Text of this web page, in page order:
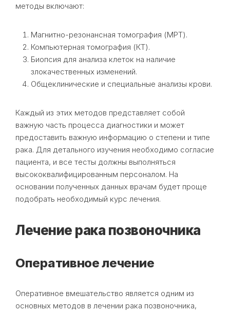
методы включают:
Магнитно-резонансная томография (МРТ).
Компьютерная томография (КТ).
Биопсия для анализа клеток на наличие
злокачественных изменений.
Общеклинические и специальные анализы крови.
Каждый из этих методов представляет собой
важную часть процесса диагностики и может
предоставить важную информацию о степени и типе
рака. Для детального изучения необходимо согласие
пациента, и все тесты должны выполняться
высококвалифицированным персоналом. На
основании полученных данных врачам будет проще
подобрать необходимый курс лечения.
Лечение рака позвоночника
Оперативное лечение
Оперативное вмешательство является одним из
основных методов в лечении рака позвоночника,